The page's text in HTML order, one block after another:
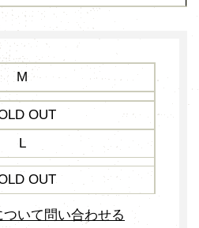
M
OUT
L
OUT
ついて問い合わせる